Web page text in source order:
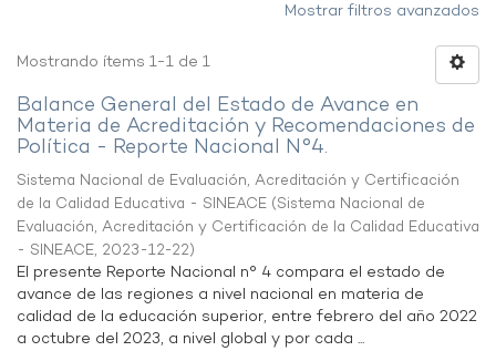
Mostrar filtros avanzados
Mostrando ítems 1-1 de 1
Balance General del Estado de Avance en
Materia de Acreditación y Recomendaciones de
Política - Reporte Nacional N°4.
Sistema Nacional de Evaluación, Acreditación y Certificación
de la Calidad Educativa - SINEACE (Sistema Nacional de
Evaluación, Acreditación y Certificación de la Calidad Educativa
- SINEACE, 2023-12-22)
El presente Reporte Nacional n° 4 compara el estado de
avance de las regiones a nivel nacional en materia de
calidad de la educación superior, entre febrero del año 2022
a octubre del 2023, a nivel global y por cada ...